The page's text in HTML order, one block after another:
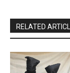
RELATED